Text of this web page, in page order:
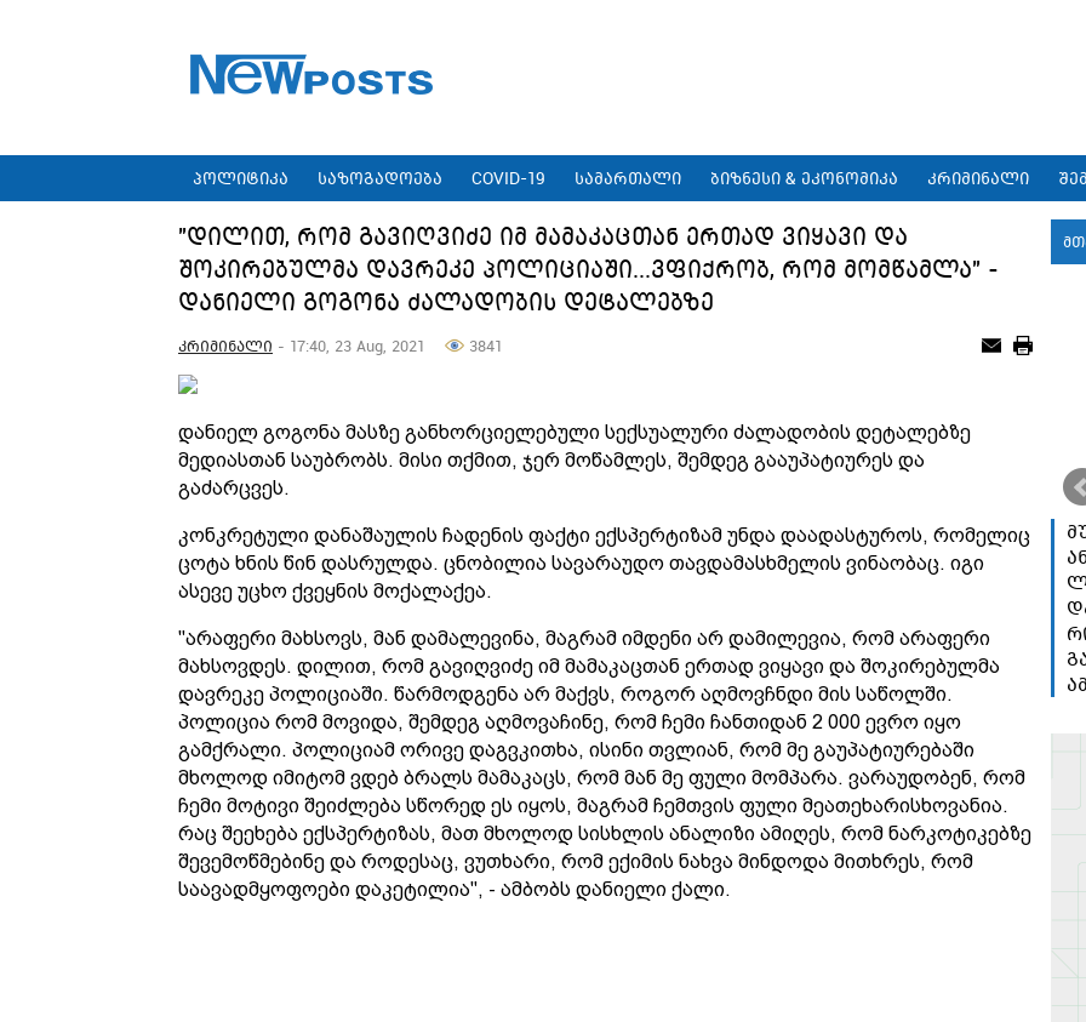
პოლიტიკა საზოგადოება COVID-19 სამართალი ბიზნესი & ეკონომიკა კრიმინალი
"დილით, რომ გავიღვიძე იმ მამაკაცთან ერთად ვიყავი და
შოკირებულმა დავრეკე პოლიციაში...ვფიქრობ, რომ მომწამლა" -
დანიელი გოგონა ძალადობის დეტალებზე
კრიმინალი - 17:40, 23 Aug, 2021 3841
დანიელ გოგონა მასზე განხორციელებული სექსუალური ძალადობის დეტალებზე
მედიასთან საუბრობს. მისი თქმით, ჯერ მოწამლეს, შემდეგ გააუპატიურეს და
გაძარცვეს.
კონკრეტული დანაშაულის ჩადენის ფაქტი ექსპერტიზამ უნდა დაადასტუროს, რომელიც
ცოტა ხნის წინ დასრულდა. ცნობილია სავარაუდო თავდამასხმელის ვინაობაც. იგი
ასევე უცხო ქვეყნის მოქალაქეა.
"არაფერი მახსოვს, მან დამალევინა, მაგრამ იმდენი არ დამილევია, რომ არაფერი
მახსოვდეს. დილით, რომ გავიღვიძე იმ მამაკაცთან ერთად ვიყავი და შოკირებულმა
დავრეკე პოლიციაში. წარმოდგენა არ მაქვს, როგორ აღმოვჩნდი მის საწოლში.
პოლიცია რომ მოვიდა, შემდეგ აღმოვაჩინე, რომ ჩემი ჩანთიდან 2 000 ევრო იყო
გამქრალი. პოლიციამ ორივე დაგვკითხა, ისინი თვლიან, რომ მე გაუპატიურებაში
მხოლოდ იმიტომ ვდებ ბრალს მამაკაცს, რომ მან მე ფული მომპარა. ვარაუდობენ, რომ
ჩემი მოტივი შეიძლება სწორედ ეს იყოს, მაგრამ ჩემთვის ფული მეათეხარისხოვანია.
რაც შეეხება ექსპერტიზას, მათ მხოლოდ სისხლის ანალიზი ამიღეს, რომ ნარკოტიკებზე
შევემოწმებინე და როდესაც, ვუთხარი, რომ ექიმის ნახვა მინდოდა მითხრეს, რომ
საავადმყოფოები დაკეტილია", - ამბობს დანიელი ქალი.